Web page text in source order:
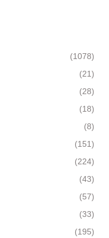
(1078)
(21)
(28)
(18)
(8)
(151)
(224)
(43)
(57)
(33)
(195)